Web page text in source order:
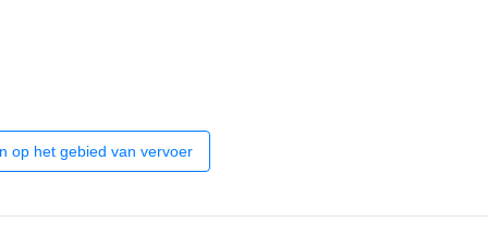
op het gebied van vervoer